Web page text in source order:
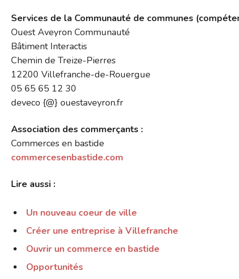
Services de la Communauté de communes
Ouest Aveyron Communauté
Bâtiment Interactis
Chemin de Treize-Pierres
12200 Villefranche-de-Rouergue
05 65 65 12 30
deveco {@} ouestaveyron.fr
Association des commerçants :
Commerces en bastide
commercesenbastide.com
Lire aussi :
Un nouveau coeur de ville
Créer une entreprise à Villefranche
Ouvrir un commerce en bastide
Opportunités